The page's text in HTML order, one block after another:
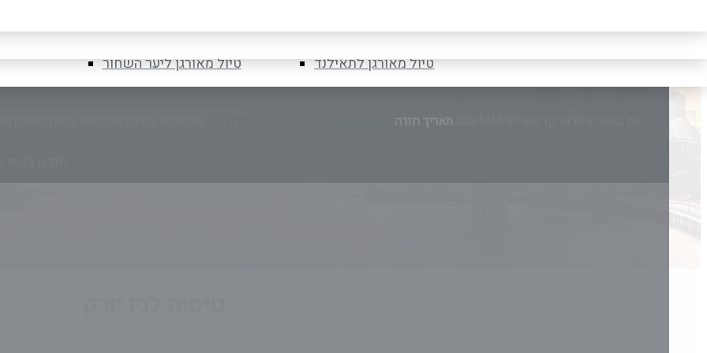
טיול מאורגן לספארי בטנזניה
טיול מאורגן ליער השחור
טיול מאורגן לרומניה
טיול מאורגן לתאילנד
תאריך חזרה
חודש